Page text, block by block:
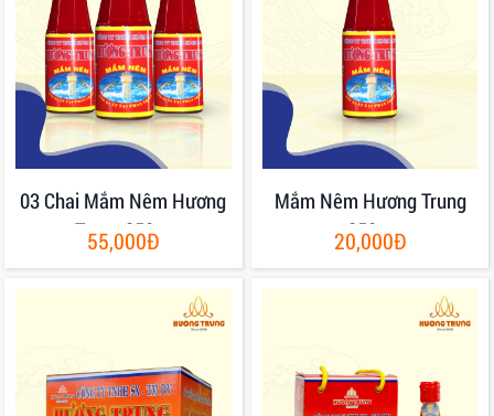
03 Chai Mắm Nêm Hương
Trung 250gr
55,000Đ
Mắm Nêm Hương Trung
250gr
20,000Đ